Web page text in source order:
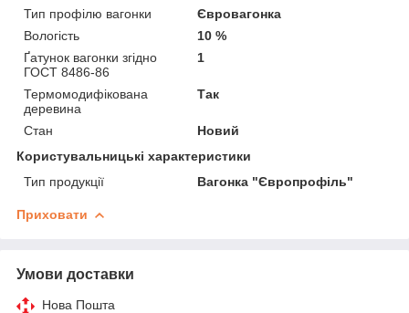
Тип профілю вагонки
Євровагонка
Вологість
10 %
Ґатунок вагонки згідно
ГОСТ 8486-86
1
Термомодифікована
деревина
Так
Стан
Новий
Користувальницькі характеристики
Тип продукції
Вагонка "Європрофіль"
Приховати
Умови доставки
Нова Пошта